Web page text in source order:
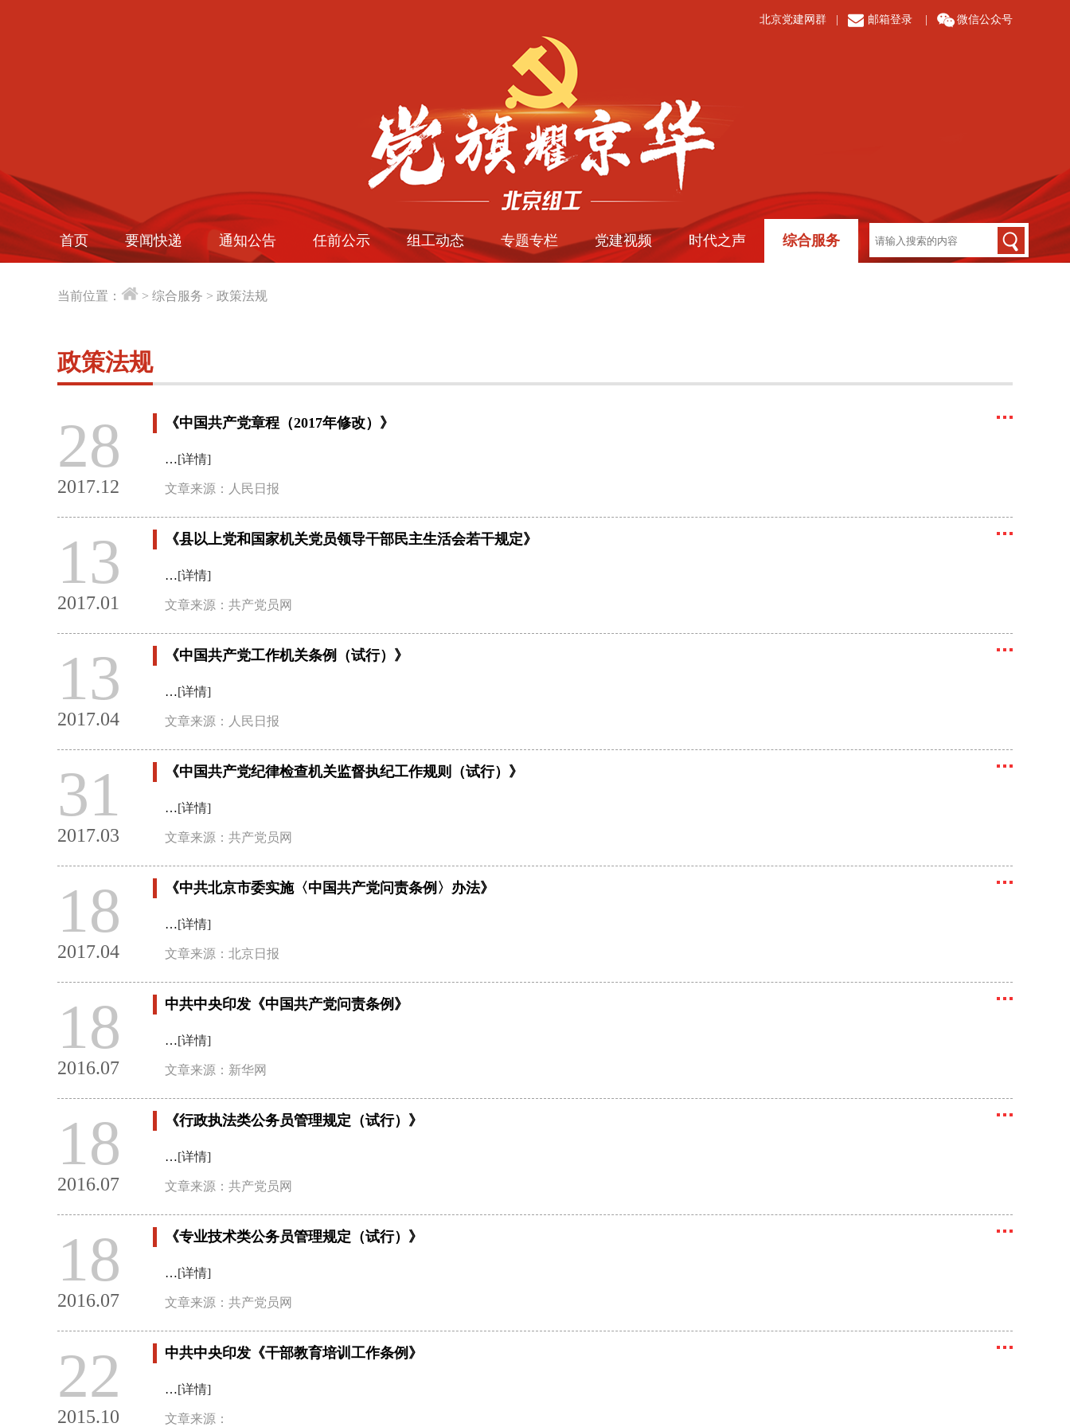
北京党建网群 邮箱登录 微信公众号
首页 要闻快递 通知公告 任前公示 组工动态 专题专栏 党建视频 时代之声 综合服务
当前位置： > 综合服务 > 政策法规
政策法规
28
2017.12
《中国共产党章程（2017年修改）》
…[详情]
文章来源：人民日报
13
2017.01
《县以上党和国家机关党员领导干部民主生活会若干规定》
…[详情]
文章来源：共产党员网
13
2017.04
《中国共产党工作机关条例（试行）》
…[详情]
文章来源：人民日报
31
2017.03
《中国共产党纪律检查机关监督执纪工作规则（试行）》
…[详情]
文章来源：共产党员网
18
2017.04
《中共北京市委实施〈中国共产党问责条例〉办法》
…[详情]
文章来源：北京日报
18
2016.07
中共中央印发《中国共产党问责条例》
…[详情]
文章来源：新华网
18
2016.07
《行政执法类公务员管理规定（试行）》
…[详情]
文章来源：共产党员网
18
2016.07
《专业技术类公务员管理规定（试行）》
…[详情]
文章来源：共产党员网
22
2015.10
中共中央印发《干部教育培训工作条例》
…[详情]
文章来源：